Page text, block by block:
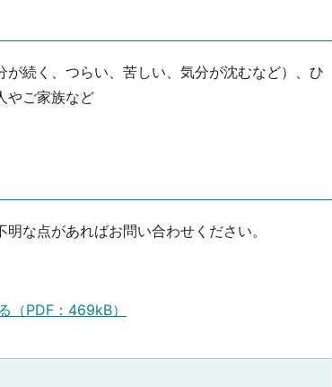
続く、つらい、苦しい、気分が沈むなど）、ひ
やご家族など
な点があればお問い合わせください。
（PDF：469kB）